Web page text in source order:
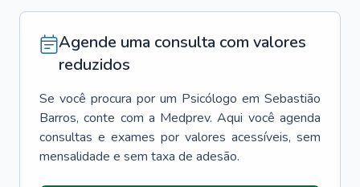
Agende uma consulta com valores
reduzidos
Se você procura por um Psicólogo em Sebastião
Barros, conte com a Medprev. Aqui você agenda
consultas e exames por valores acessíveis, sem
mensalidade e sem taxa de adesão.